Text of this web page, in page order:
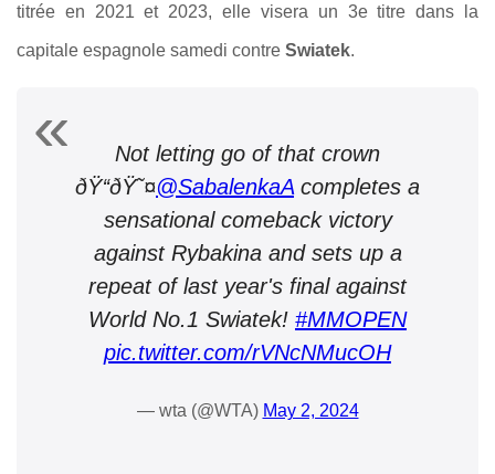
titrée en 2021 et 2023, elle visera un 3e titre dans la
capitale espagnole samedi contre Swiatek.
Not letting go of that crown
ðŸ‘‘ðŸ˜¤@SabalenkaA completes a
sensational comeback victory
against Rybakina and sets up a
repeat of last year's final against
World No.1 Swiatek! #MMOPEN
pic.twitter.com/rVNcNMucOH
— wta (@WTA) May 2, 2024